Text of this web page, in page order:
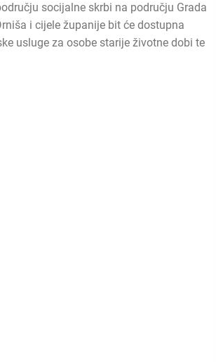
socijalne skrbi na području Grada
i cijele županije bit će dostupna
usluge za osobe starije životne dobi te